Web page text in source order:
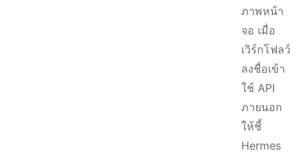
ภาพหน้า
จอ เมื่อ
เวิร์กโฟลว์
ลงชื่อเข้า
ใช้ API
ภายนอก
ให้ชี้
Hermes